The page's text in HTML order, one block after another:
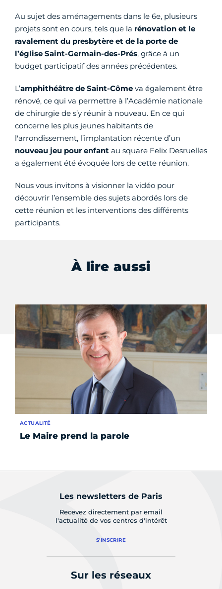
Au sujet des aménagements dans le 6e, plusieurs
projets sont en cours, tels que la rénovation et le
ravalement du presbytère et de la porte de
l’église Saint-Germain-des-Prés, grâce à un
budget participatif des années précédentes.
L’amphithéâtre de Saint-Côme va également être
rénové, ce qui va permettre à l’Académie nationale
de chirurgie de s’y réunir à nouveau. En ce qui
concerne les plus jeunes habitants de
l'arrondissement, l’implantation récente d’un
nouveau jeu pour enfant au square Felix Desruelles
a également été évoquée lors de cette réunion.
Nous vous invitons à visionner la vidéo pour
découvrir l’ensemble des sujets abordés lors de
cette réunion et les interventions des différents
participants.
À lire aussi
Le Maire prend la parole
ACTUALITÉ
Les newsletters de Paris
Recevez directement par email
l'actualité de vos centres d'intérêt
S'INSCRIRE
Sur les réseaux